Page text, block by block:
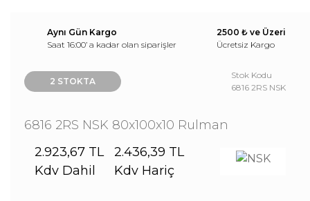
Aynı Gün Kargo
Saat 16:00’ a kadar olan siparişler
2500 ₺ ve Üzeri
Ücretsiz Kargo
2 STOKTA
Stok Kodu
6816 2RS NSK
6816 2RS NSK 80x100x10 Rulman
2.923,67 TL
Kdv Dahil
2.436,39 TL
Kdv Hariç